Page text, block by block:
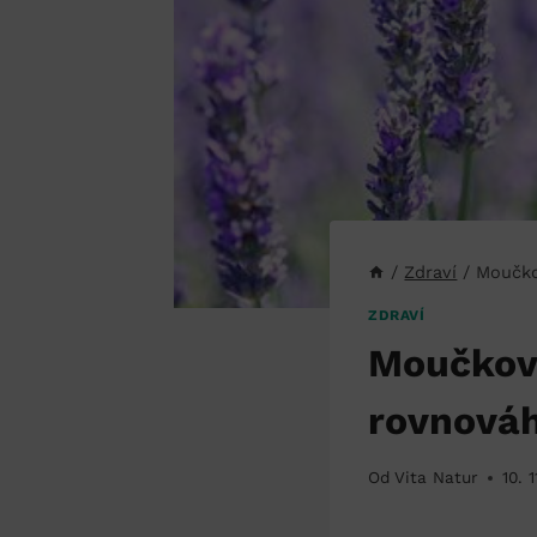
/ Zdraví /
ZDRAVÍ
Od Vita Natur 10.